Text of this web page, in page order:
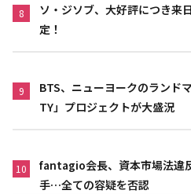
8
ソ・ジソブ、大好評につき来
定！
9
BTS、ニューヨークのランド
TY」プロジェクトが大盛況
10
fantagio会長、資本市場法違
手…全ての容疑を否認